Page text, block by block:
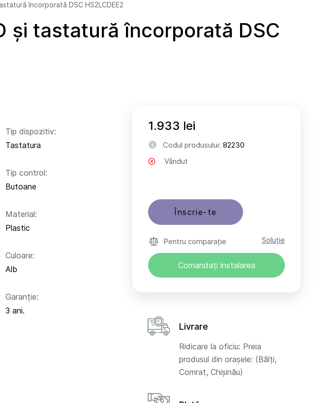
încorporată DSC HS2LCDEE2
și tastatură încorporată DSC
Tip dispozitiv:
Tastatura
Tip control:
Butoane
Material:
Plastic
Culoare:
Alb
Garanție:
3 ani.
1.933 lei
Codul produsului: 82230
Vândut
Înscrie-te
Pentru comparație Soluție
Comandați instalarea
Livrare
Ridicare la oficiu: Preia
produsul din orașele: (Bălți,
Comrat, Chișinău)